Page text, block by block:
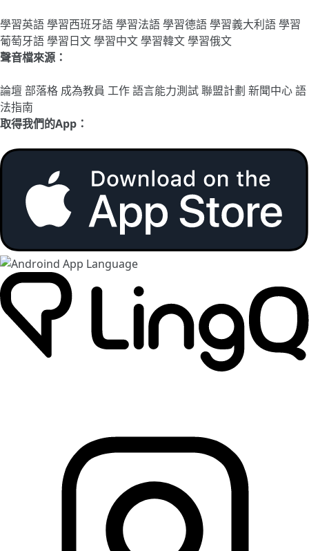
學習英語學習西班牙語學習法語學習德語學習義大利語學習
葡萄牙語學習日文學習中文學習韓文學習俄文
聲音檔來源：
論壇部落格 成為教員 工作語言能力測試聯盟計劃 新聞中心語
法指南
取得我們的App：